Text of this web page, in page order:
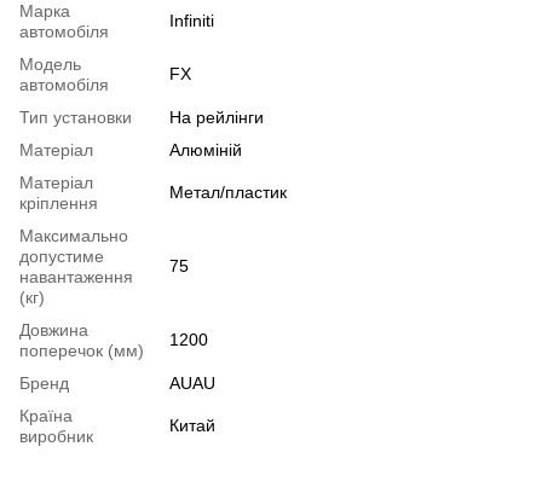
Марка
автомобіля
Infiniti
Модель
автомобіля
FX
Тип установки
На рейлінги
Матеріал
Алюміній
Матеріал
кріплення
Метал/пластик
Максимально
допустиме
навантаження
(кг)
75
Довжина
поперечок (мм)
1200
Бренд
AUAU
Країна
виробник
Китай